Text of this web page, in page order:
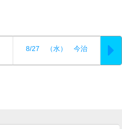
8/27 （水） 今治